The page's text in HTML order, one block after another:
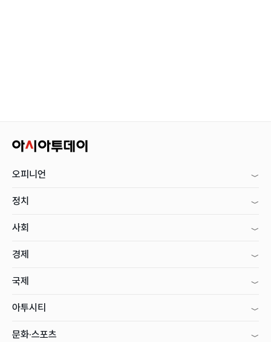
오피니언
정치
사회
경제
국제
아투시티
문화·스포츠